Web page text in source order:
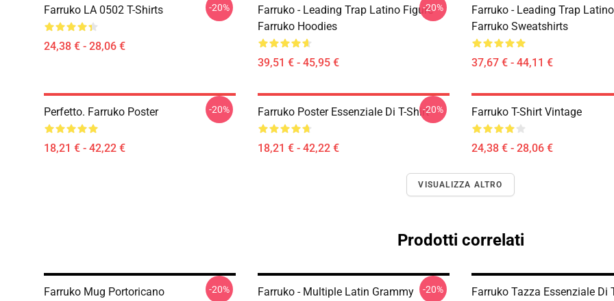
Farruko LA 0502 T-Shirts
24,38 € - 28,06 €
-20%
Farruko - Leading Trap Latino Figure
Farruko Hoodies
39,51 € - 45,95 €
-20%
Farruko - Leading Trap
Farruko Sweatshirts
37,67 € - 44,11 €
Perfetto. Farruko Poster
18,21 € - 42,22 €
-20% Farruko Poster Essenziale Di T-Shirt
18,21 € - 42,22 €
-20% Farruko T-Shirt Vintage
24,38 € - 28,06 €
VISUALIZZA ALTRO
Prodotti correlati
Farruko Mug Portoricano -20%
Farruko - Multiple Latin Grammy
-20% Farruko Tazza Essenziale Di